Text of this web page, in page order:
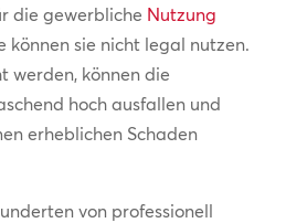
die gewerbliche Nutzung
können sie nicht legal nutzen.
werden, können die
hoch ausfallen und
erheblichen Schaden
von professionell